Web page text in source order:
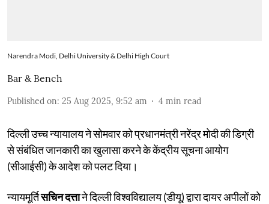
Narendra Modi, Delhi University & Delhi High Court
Bar & Bench
Published on: 25 Aug 2025, 9:52 am 4 min read
दिल्ली उच्च न्यायालय ने सोमवार को प्रधानमंत्री नरेंद्र मोदी की डिग्री
से संबंधित जानकारी का खुलासा करने के केंद्रीय सूचना आयोग
(सीआईसी) के आदेश को पलट दिया।
न्यायमूर्तिसचिन दत्ताने दिल्ली विश्वविद्यालय (डीयू) द्वारा दायर अपीलों को